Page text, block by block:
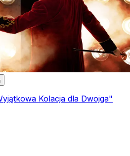
Kolacja dla Dwojga"